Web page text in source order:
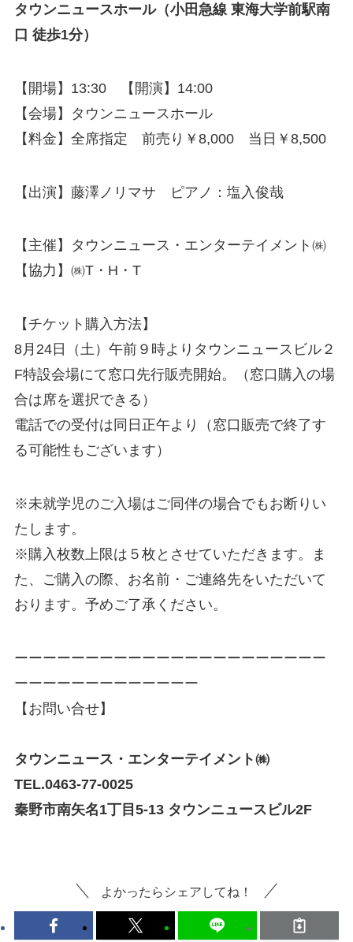
タウンニュースホール（小田急線 東海大学前駅南
口 徒歩1分）
【開場】13:30 【開演】14:00
【会場】タウンニュースホール
【料金】全席指定 前売り￥8,000 当日￥8,500
【出演】藤澤ノリマサ ピアノ：塩入俊哉
【主催】タウンニュース・エンターテイメント㈱
【協力】㈱T・H・T
【チケット購入方法】
8月24日（土）午前９時よりタウンニュースビル２
F特設会場にて窓口先行販売開始。（窓口購入の場
合は席を選択できる）
電話での受付は同日正午より（窓口販売で終了す
る可能性もございます）
※未就学児のご入場はご同伴の場合でもお断りい
たします。
※購入枚数上限は５枚とさせていただきます。ま
た、ご購入の際、お名前・ご連絡先をいただいて
おります。予めご了承ください。
ーーーーーーーーーーーーーーーーーーーーーー
ーーーーーーーーーーーーー
【お問い合せ】
タウンニュース・エンターテイメント㈱
TEL.0463-77-0025
秦野市南矢名1丁目5-13 タウンニュースビル2F
よかったらシェアしてね！